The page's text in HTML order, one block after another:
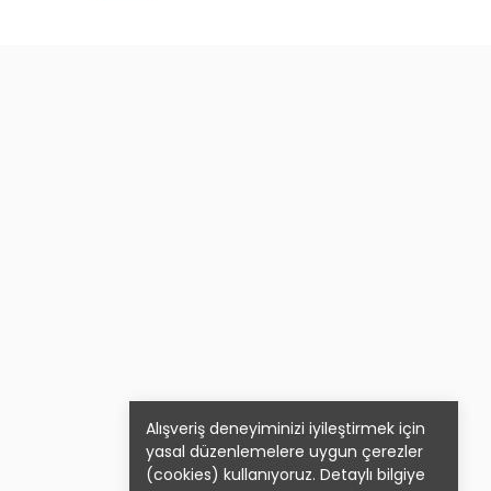
Alışveriş deneyiminizi iyileştirmek için
yasal düzenlemelere uygun çerezler
(cookies) kullanıyoruz. Detaylı bilgiye